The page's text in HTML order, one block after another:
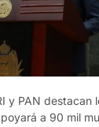
y PAN destacan
a 90 mil